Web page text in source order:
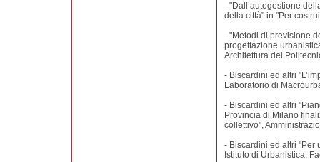
- "Dall’autogestione
della città" in "Per
- "Metodi di previsione
progettazione
Architettura del
- Biscardini ed altri
Laboratorio di
- Biscardini ed altri
Provincia di Milano
collettivo",
- Biscardini ed altri "Per
Istituto di Urbanistica,